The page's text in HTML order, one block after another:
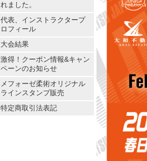
れました。
代表、インストラクタープ
ロフィール
大会結果
激得！クーポン情報&キャン
ペーンのお知らせ
メフォーゼ柔術オリジナル
ラインスタンプ販売
特定商取引法表記